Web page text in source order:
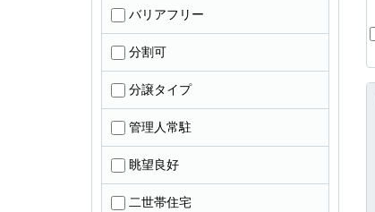
バリアフリー
分割可
分譲タイプ
管理人常駐
眺望良好
二世帯住宅